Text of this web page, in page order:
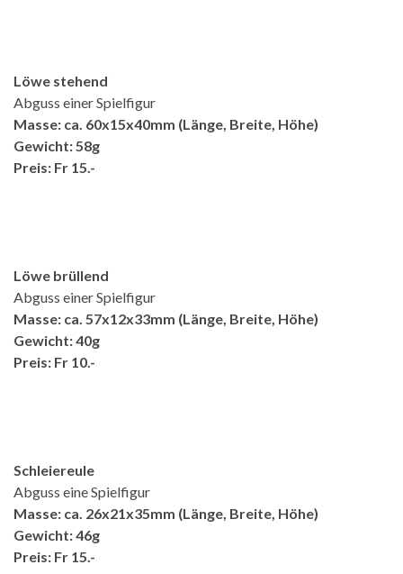
Löwe stehend
Abguss einer Spielfigur
Masse: ca. 60x15x40mm (Länge, Breite, Höhe)
Gewicht: 58g
Preis: Fr 15.-
Löwe brüllend
Abguss einer Spielfigur
Masse: ca. 57x12x33mm (Länge, Breite, Höhe)
Gewicht: 40g
Preis: Fr 10.-
Schleiereule
Abguss eine Spielfigur
Masse: ca. 26x21x35mm (Länge, Breite, Höhe)
Gewicht: 46g
Preis: Fr 15.-